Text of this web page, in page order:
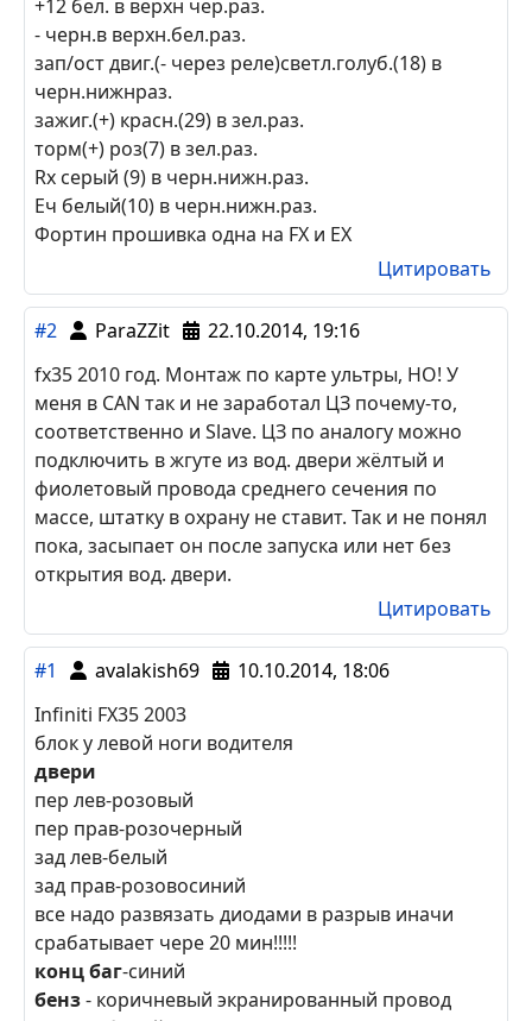
#3 kotofey85
15.01.2015, 08:38
INFINITI FX35 поставил ICJDE + Fortin EVO-ALL
сканером определился как ЕХ35 ! и в сигу
пришлось ставить прошивку для ЕХ35.
Блок ВСМ в кикпан. пасажира с права.
CAN H син (pin20) CAN L роз.(pin19) в
черн.нижн.раз.
+12 бел. в верхн чер.раз.
зап/ост двиг.(- через реле)светл.голуб.(18) в
черн.нижнраз.
зажиг.(+) красн.(29) в зел.раз.
торм(+) роз(7) в зел.раз.
Rx серый (9) в черн.нижн.раз.
Еч белый(10) в черн.нижн.раз.
Фортин прошивка одна на FX и EX
Цитировать
#2 ParaZZit
22.10.2014, 19:16
fx35 2010 год. Монтаж по карте ультры, НО! У
меня в CAN так и не заработал ЦЗ почему-то,
соответственно и Slave. ЦЗ по аналогу можно
подключить в жгуте из вод. двери жёлтый и
фиолетовый провода среднего сечения по
массе, штатку в охрану не ставит. Так и не понял
пока, засыпает он после запуска или нет без
открытия вод. двери.
#1 avalakish69
10.10.2014, 18:06
Infiniti FX35 2003
блок у левой ноги водителя